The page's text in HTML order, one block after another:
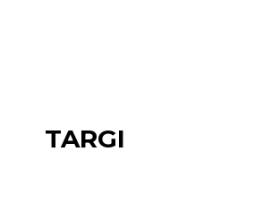
TARGI